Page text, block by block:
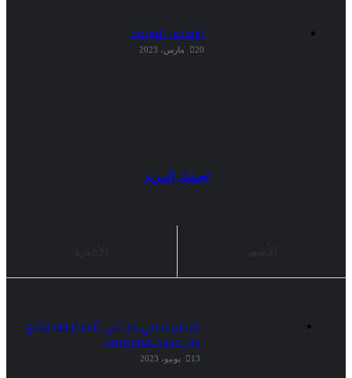
الأمراض الوريدية
تحميل المزيد
كيليان مبابي يرد على أنباء تربطه بنادي
ريال مدريد هذا الصيف